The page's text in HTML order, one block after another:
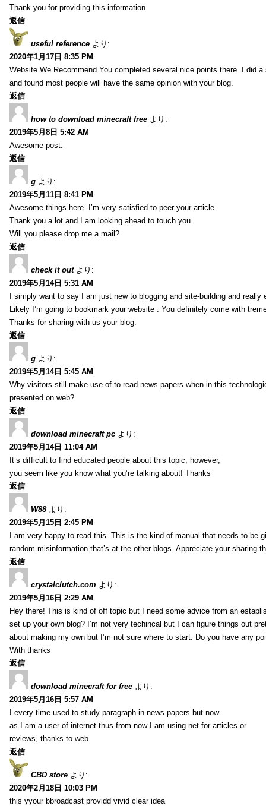
Thank you for providing this information.
返信
useful reference より:
2020年1月17日 8:35 PM
Website We Recommend You completed several nice points there. I did
and found most people will have the same opinion with your blog.
返信
how to download minecraft free より:
2019年5月8日 5:42 AM
Awesome post.
返信
g より:
2019年5月11日 8:41 PM
Awesome things here. I’m very satisfied to peer your article.
Thank you a lot and I am looking ahead to touch you.
Will you please drop me a mail?
返信
check it out より:
2019年5月14日 5:31 AM
I simply want to say I am just new to blogging and site-building and really
Likely I’m going to bookmark your website . You definitely come with
Thanks for sharing with us your blog.
返信
g より:
2019年5月14日 5:45 AM
Why visitors still make use of to read news papers when in this
presented on web?
返信
download minecraft pc より:
2019年5月14日 11:04 AM
It’s difficult to find educated people about this topic, however,
you seem like you know what you’re talking about! Thanks
返信
W88 より:
2019年5月15日 2:45 PM
I am very happy to read this. This is the kind of manual that needs to be
random misinformation that’s at the other blogs. Appreciate your sharing
返信
crystalclutch.com より:
2019年5月16日 2:29 AM
Hey there! This is kind of off topic but I need some advice from an
set up your own blog? I’m not very techincal but I can figure things out
about making my own but I’m not sure where to start. Do you have any
With thanks
返信
download minecraft for free より:
2019年5月16日 5:57 AM
I every time used to study paragraph in news papers but now
as I am a user of internet thus from now I am using net for articles or
reviews, thanks to web.
返信
CBD store より:
2020年2月18日 10:03 PM
this yyour bbroadcast providd vivid clear idea